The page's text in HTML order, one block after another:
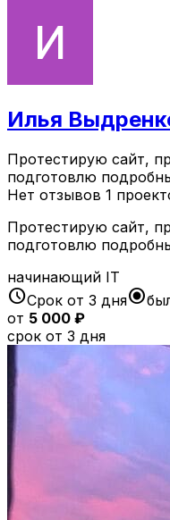
Илья
Протестирую сайт,
подготовлю
Нет отзывов 1
Протестирую сайт,
подготовлю
начинающий IT
scheduleСрок от 3 дняradio_button_checked
от 5 000 ₽
срок от 3 дня